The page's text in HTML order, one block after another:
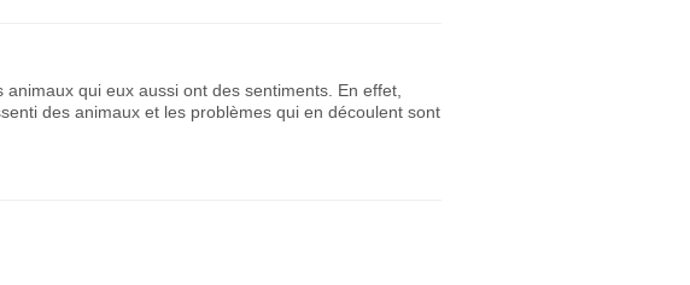
qui eux aussi ont des sentiments. En effet,
des animaux et les problèmes qui en découlent sont